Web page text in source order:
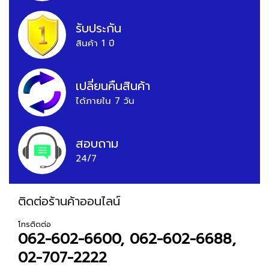
รับประกัน
สินค้า 1 ปี
เปลี่ยนคืนสินค้า
ได้ภายใน 7 วัน
สอบถาม
24/7
ติดต่อร้านค้าออนไลน์
โทรติดต่อ
062-602-6600, 062-602-6688,
02-707-2222